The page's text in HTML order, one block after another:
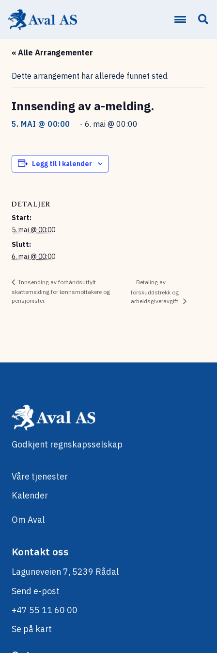
« Alle Arrangementer
Dette arrangement har allerede funnet sted.
Innsending av a-melding.
5. MAI @ 00:00 - 6. mai @ 00:00
Legg til i kalender
DETALJER
Start:
5. mai @ 00:00
Slutt:
6. mai @ 00:00
Innsending av forhåndsutfylt
skattemelding for lønnsmottakere og
pensjonister.
Betaling av
forskuddstrekk og
arbeidsgiveravgift.
Godkjent regnskapsselskap
Våre tjenester
Kalender
Om Aval
Kontakt oss
Laguneveien 7, 5239 Rådal
Send e-post
+47 55 11 60 00
Se på kart